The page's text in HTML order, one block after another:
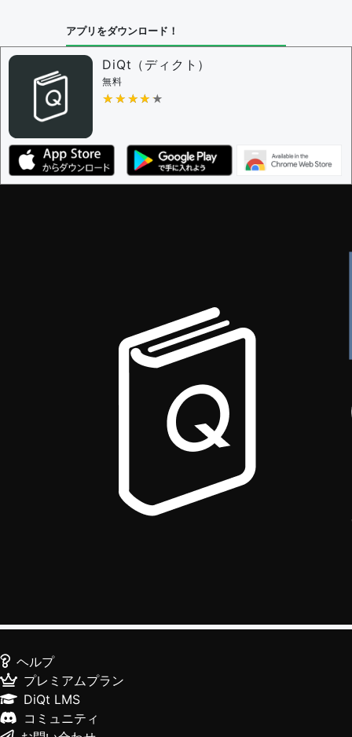
アプリをダウンロード！
DiQt（ディクト）
無料
★★★★★
★★★★★
ヘルプ
プレミアムプラン
DiQt LMS
コミュニティ